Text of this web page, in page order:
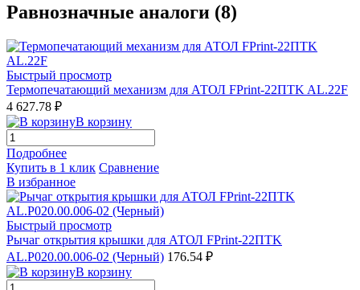
Равнозначные аналоги (8)
Быстрый просмотр
Термопечатающий механизм для АТОЛ FPrint-22ПТK AL.22F
4 627.78 ₽
В корзину
Подробнее
Купить в 1 клик Сравнение
В избранное
Быстрый просмотр
Рычаг открытия крышки для АТОЛ FPrint-22ПТK
AL.P020.00.006-02 (Черный) 176.54 ₽
В корзину